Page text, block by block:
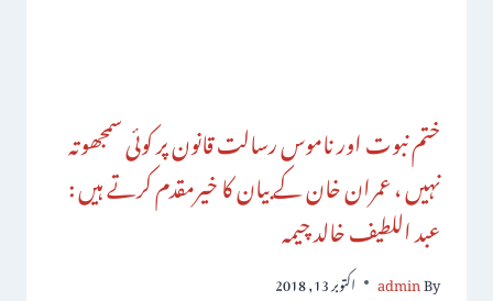
ختم نبوت اور ناموس رسالت قانون پر کوئی سمجھوتہ
نہیں ، عمران خان کے بیان کا خیرمقدم کرتے ہیں :
عبد اللطیف خالد چیمہ
By
admin اکتوبر 13, 2018